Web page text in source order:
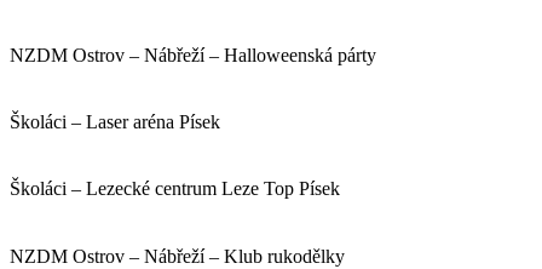
NZDM Ostrov – Nábřeží – Halloweenská párty
Školáci – Laser aréna Písek
Školáci – Lezecké centrum Leze Top Písek
NZDM Ostrov – Nábřeží – Klub rukodělky